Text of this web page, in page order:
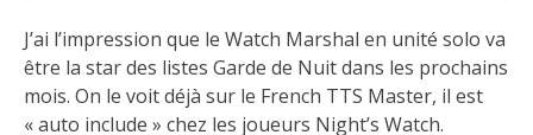
J’ai l’impression que le Watch Marshal en unité solo va
être la star des listes Garde de Nuit dans les prochains
mois. On le voit déjà sur le French TTS Master, il est
« auto include » chez les joueurs Night’s Watch.